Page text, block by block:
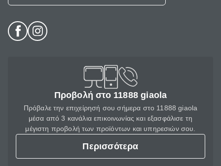
Προβολή στο 11888 giaola
Πρόβαλε την επιχείρησή σου σήμερα στο 11888 giaola
μέσα από 3 κανάλια επικοινωνίας και εξασφάλισε τη
μέγιστη προβολή των προϊόντων και υπηρεσιών σου.
Περισσότερα